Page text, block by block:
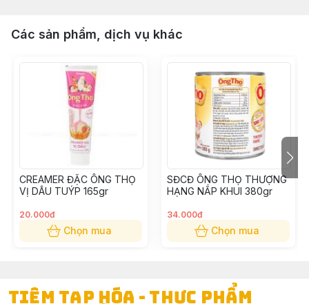
Các sản phẩm, dịch vụ khác
CREAMER ĐẶC ÔNG THỌ
VỊ DÂU TUÝP 165gr
20.000đ
Chọn mua
SĐCĐ ÔNG THỌ THƯỢNG
HẠNG NẮP KHUI 380gr
34.000đ
Chọn mua
TIỆM TẠP HÓA - THỰC PHẨM